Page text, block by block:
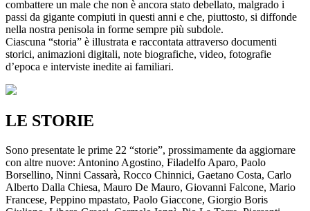
combattere un male che non è ancora stato debellato, malgrado i
passi da gigante compiuti in questi anni e che, piuttosto, si diffonde
nella nostra penisola in forme sempre più subdole.
Ciascuna “storia” è illustrata e raccontata attraverso documenti
storici, animazioni digitali, note biografiche, video, fotografie
d’epoca e interviste inedite ai familiari.
LE STORIE
Sono presentate le prime 22 “storie”, prossimamente da aggiornare
con altre nuove: Antonino Agostino, Filadelfo Aparo, Paolo
Borsellino, Ninni Cassarà, Rocco Chinnici, Gaetano Costa, Carlo
Alberto Dalla Chiesa, Mauro De Mauro, Giovanni Falcone, Mario
Francese, Peppino mpastato, Paolo Giaccone, Giorgio Boris